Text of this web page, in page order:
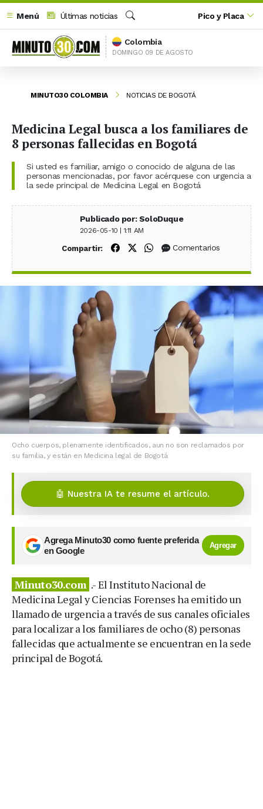
Menú
Últimas noticias
Buscar
Pico y Placa
Colombia
DOMINGO 09 DE AGOSTO
MINUTO30 COLOMBIA NOTICIAS DE BOGOTÁ
Medicina Legal busca a los familiares de
8 personas fallecidas en Bogotá
Si usted es familiar, amigo o conocido de alguna de las
personas mencionadas, por favor acérquese con urgencia a
la sede principal de Medicina Legal en Bogotá
Publicado por: SoloDuque
2026-05-10 | 1:11 AM
Compartir: Compartir en Facebook
Compartir en X (Twitter)
Compartir en WhatsApp
Comentarios
Ocho cuerpos, plenamente identificados, aun no son reclamados por
su familia, y están en Medicina legal de Bogotá
🤖 Nuestra IA te resume el artículo.
Agrega Minuto30 como fuente preferida
en Google
Agregar
Minuto30.com .- El Instituto Nacional de
Medicina Legal y Ciencias Forenses ha emitido un
llamado de urgencia a través de sus canales oficiales
para localizar a los familiares de ocho (8) personas
fallecidas que actualmente se encuentran en la sede
principal de Bogotá.